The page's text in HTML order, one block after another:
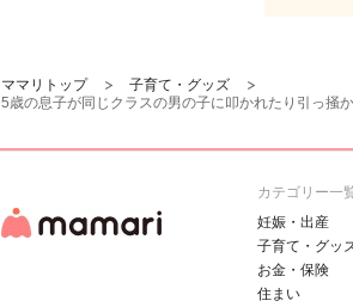
ママリトップ
子育て・グッズ
5歳の息子が同じクラスの男の子に叩かれたり引っ掻
カテゴリー一
妊娠・出産
子育て・グッ
お金・保険
住まい